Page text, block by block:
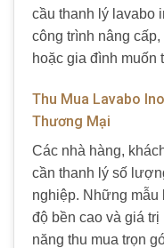
cầu thanh lý lavabo
công trình nâng
hoặc gia đình muốn
Thu Mua Lavabo
Thương Mại
Các nhà hàng,
cần thanh lý số
nghiệp. Những
độ bền cao và giá
năng thu mua trọn